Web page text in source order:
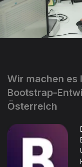
Wir machen es
Bootstrap-
Österreich